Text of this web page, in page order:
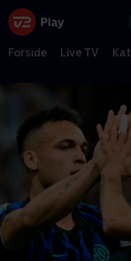
Forside Live TV